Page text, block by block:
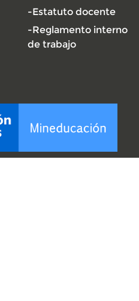
-Estatuto docente
-Reglamento interno
de trabajo